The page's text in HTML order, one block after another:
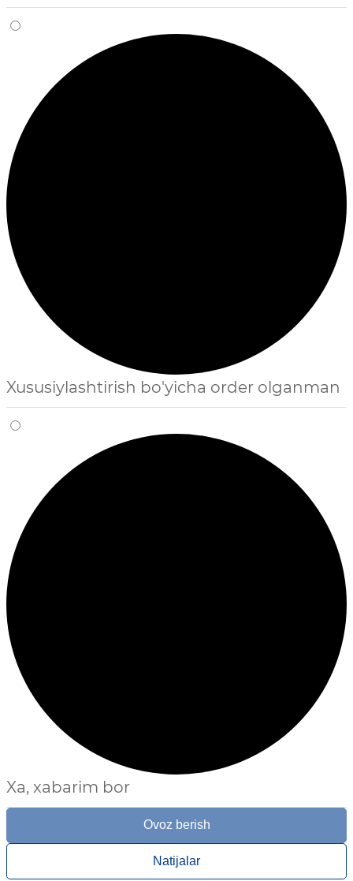
Xususiylashtirish bo'yicha order olganman
Xa, xabarim bor
Ovoz berish
Natijalar